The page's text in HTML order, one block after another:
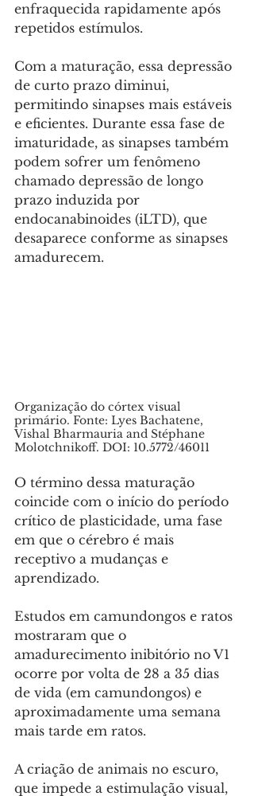
enfraquecida rapidamente após
repetidos estímulos.
Com a maturação, essa depressão
de curto prazo diminui,
permitindo sinapses mais estáveis
e eficientes. Durante essa fase de
imaturidade, as sinapses também
podem sofrer um fenômeno
chamado depressão de longo
prazo induzida por
endocanabinoides (iLTD), que
desaparece conforme as sinapses
amadurecem.
Organização do córtex visual
primário. Fonte: Lyes Bachatene,
Vishal Bharmauria and Stéphane
Molotchnikoff. DOI: 10.5772/46011
O término dessa maturação
coincide com o início do período
crítico de plasticidade, uma fase
em que o cérebro é mais
receptivo a mudanças e
aprendizado.
Estudos em camundongos e ratos
mostraram que o
amadurecimento inibitório no V1
ocorre por volta de 28 a 35 dias
de vida (em camundongos) e
aproximadamente uma semana
mais tarde em ratos.
A criação de animais no escuro,
que impede a estimulação visual,